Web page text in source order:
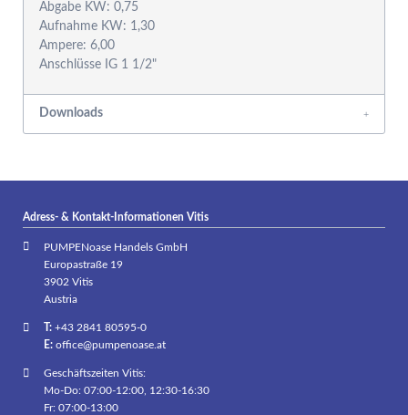
Abgabe KW: 0,75
Aufnahme KW: 1,30
Ampere: 6,00
Downloads
Adress- & Kontakt-Informationen Vitis
PUMPENoase Handels GmbH
Europastraße 19
3902 Vitis
Austria
T:+43 2841 80595-0
E: office@pumpenoase.at
Geschäftszeiten Vitis:
Mo-Do: 07:00-12:00, 12:30-16:30
Fr: 07:00-13:00